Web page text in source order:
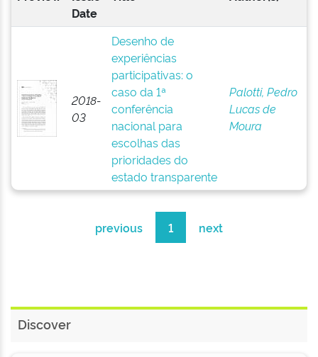
Date
2018-
03
Desenho de
experiências
participativas: o
caso da 1ª
conferência
nacional para
escolhas das
prioridades do
estado transparente
Palotti, Pedro
Lucas de
Moura
previous 1 next
Discover